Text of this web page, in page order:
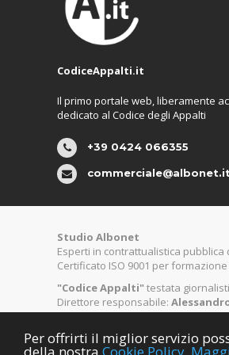
Per offrirti il miglior servizio
della nostra Cookie Policy.
CodiceAppalti.it
Il primo portale web, liberamente
dedicato al Codice degli Appalti
+39 0424 066355
commerciale@albonet.it
Studio Albonet
Esperti in contrattualistica pubblica
Certificato ISO 9001 per
"Codice Appalti"testata
Direttore responsabile:
© Copyright CodiceAppalti.it.